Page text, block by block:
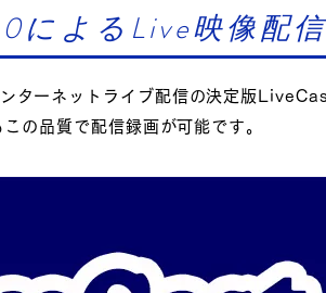
によるLive映像配信
ターネットライブ配信の決定版
この品質で配信録画が可能です。